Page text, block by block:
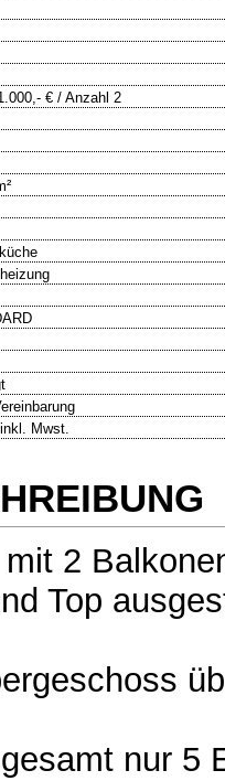
€ / Anzahl 2
Mwst.
2
Top
nur 5